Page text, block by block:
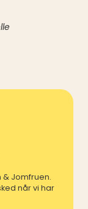
& Jomfruen.
når vi har